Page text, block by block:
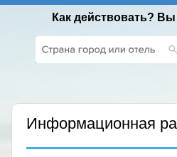
Как действовать?
Информационная